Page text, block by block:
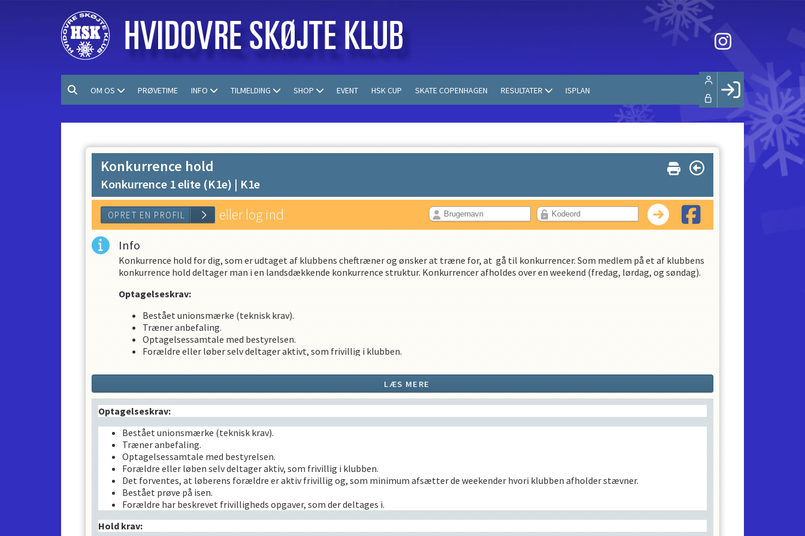
OM OS PRØVETIME INFO TILMELDING SHOP EVENT HSK CUP SKATE COPENHAGEN RESULTATER ISPLAN
Facebook login
Husk mig
Glemt password
Konkurrence hold
Konkurrence 1 elite (K1e) | K1e
OPRET EN PROFIL
eller log ind
Info
Konkurrence hold for dig, som er udtaget af klubbens cheftræner og ønsker at træne for, at gå til konkurrencer. Som medlem på et af klubbens
konkurrence hold deltager man i en landsdækkende konkurrence struktur. Konkurrencer afholdes over en weekend (fredag, lørdag, og søndag).
Optagelseskrav:
Bestået unionsmærke (teknisk krav).
Træner anbefaling.
Optagelsessamtale med bestyrelsen.
Forældre eller løber selv deltager aktivt, som frivillig i klubben.
Bestået prøve på isen.
Forældre har beskrevet frivilligheds opgaver, som der deltages i.
Hold krav:
Fremmøde til træning.
Meddele planlagt afbud 1 mdr. forud.
Meddele afbud grundet sygdom hurtigst muligt.
Møde i god tid.
Foretage opvarmning inden træning.
Følge trænernes anvisninger under træning.
Foretage nedkøling og udstrækning efter endt træning.
Deltage i alle planlagte konkurrencer i segment A1, A2, eller B1
LÆS MERE
Optagelseskrav:
Bestået unionsmærke (teknisk krav).
Træner anbefaling.
Optagelsessamtale med bestyrelsen.
Forældre eller løben selv deltager aktiv, som frivillig i klubben.
Det forventes, at løberens forældre er aktiv frivillig og, som minimum afsætter de weekender hvori klubben afholder stævner.
Bestået prøve på isen.
Forældre har beskrevet frivilligheds opgaver, som der deltages i.
Hold krav: